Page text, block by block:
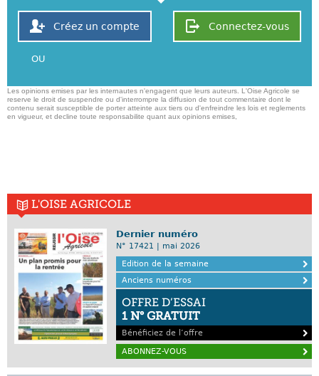
Connectez-vous
Créez un compte
OU
Les opinions emises par les internautes n'engagent que leurs auteurs. L'Oise Agricole se
reserve le droit de suspendre ou d'interrompre la diffusion de tout commentaire dont le
contenu serait susceptible de porter atteinte aux tiers ou d'enfreindre les lois et reglements
en vigueur, et decline toute responsabilite quant aux opinions emises,
L'OISE AGRICOLE
Dernier numéro
N° 17421 | mai 2026
Edition de la semaine
Anciens numéros
OFFRE D’ESSAI
1 N° GRATUIT
Bénéficiez de l’offre
ABONNEZ-VOUS